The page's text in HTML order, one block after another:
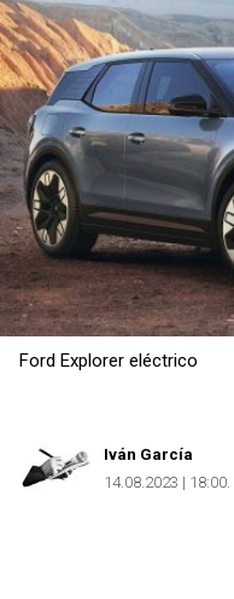
Copiar
Ford Explorer eléctrico
Iván García
14.08.2023 | 18:00